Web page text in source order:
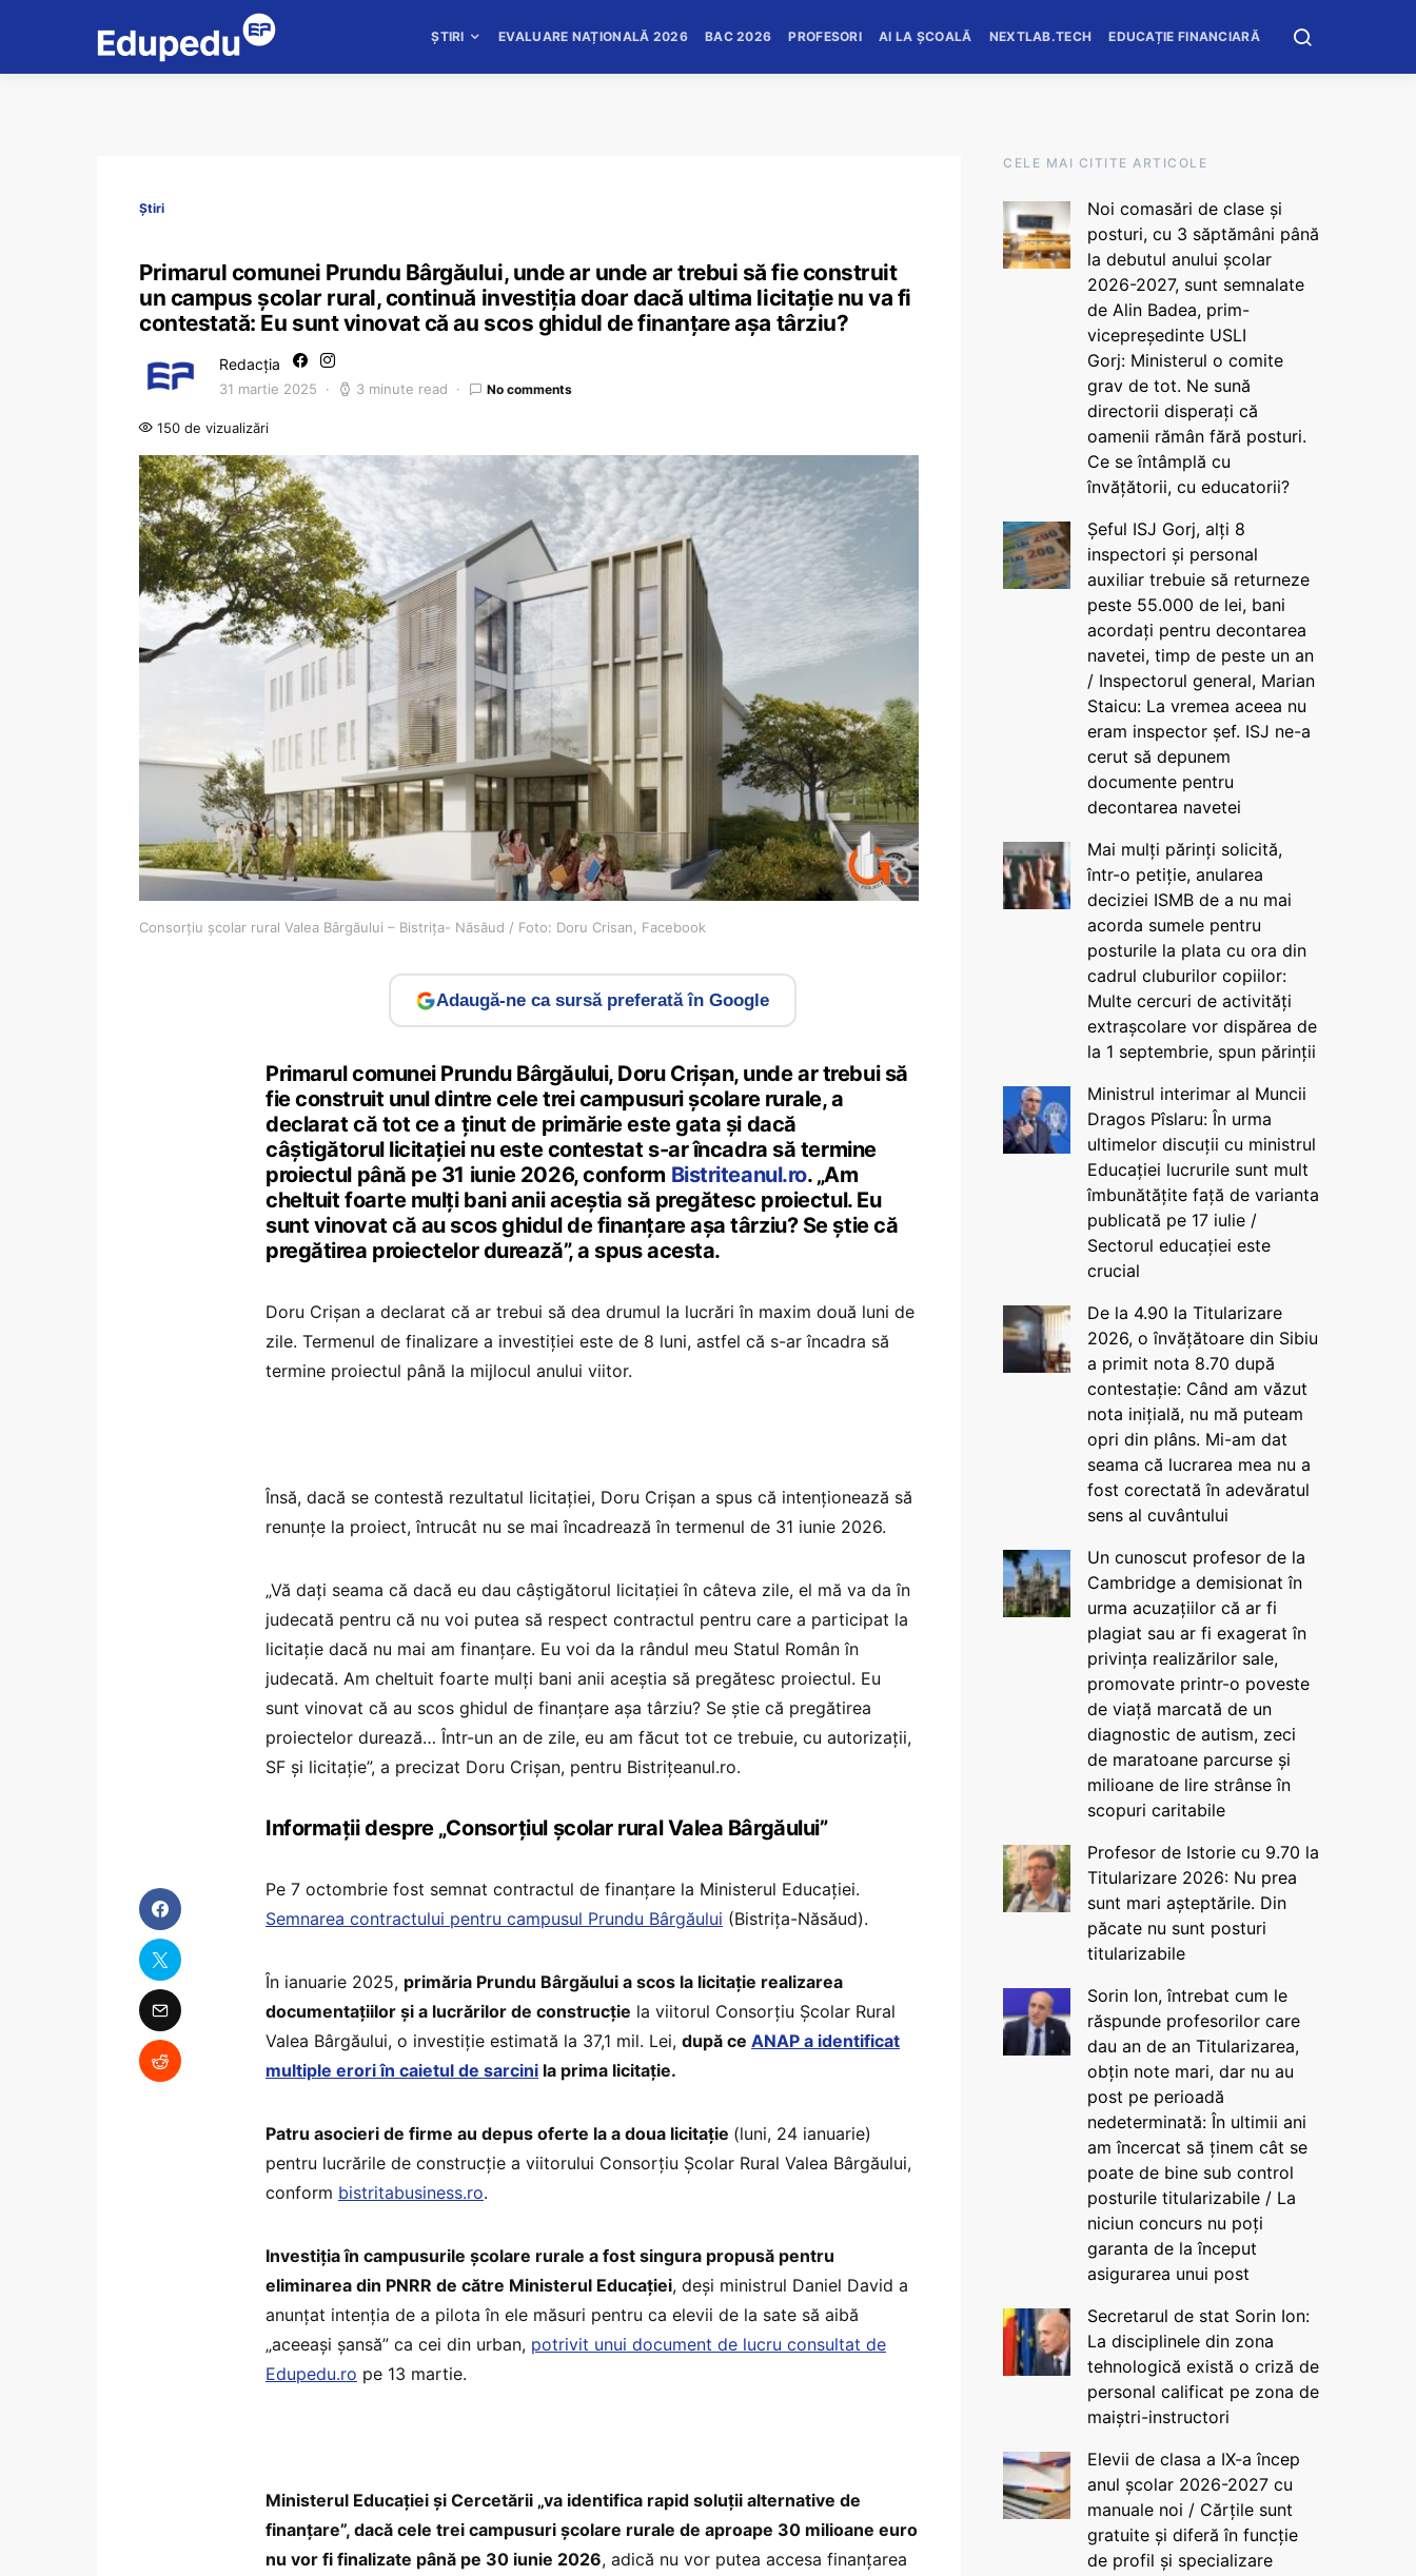
ȘTIRI EVALUARE NAȚIONALĂ 2026 BAC 2026 PROFESORI AI LA ȘCOALĂ NEXTLAB.TECH EDUCAȚIE FINANCIARĂ
Știri
Primarul comunei Prundu Bârgăului, unde ar unde ar trebui să fie construit
un campus școlar rural, continuă investiția doar dacă ultima licitație nu va fi
contestată: Eu sunt vinovat că au scos ghidul de finanțare așa târziu?
Redacția
31 martie 2025 3 minute read No comments
150 de vizualizări
Consorțiu școlar rural Valea Bârgăului – Bistrița- Năsăud / Foto: Doru Crisan, Facebook
Adaugă-ne ca sursă preferată în Google
Primarul comunei Prundu Bârgăului, Doru Crișan, unde ar trebui să
fie construit unul dintre cele trei campusuri școlare rurale, a
declarat că tot ce a ținut de primărie este gata și dacă
câștigătorul licitației nu este contestat s-ar încadra să termine
proiectul până pe 31 iunie 2026, conform Bistriteanul.ro. „Am
cheltuit foarte mulți bani anii aceștia să pregătesc proiectul. Eu
sunt vinovat că au scos ghidul de finanțare așa târziu? Se știe că
pregătirea proiectelor durează”, a spus acesta.
Doru Crișan a declarat că ar trebui să dea drumul la lucrări în maxim două luni de
zile. Termenul de finalizare a investiției este de 8 luni, astfel că s-ar încadra să
termine proiectul până la mijlocul anului viitor.
Însă, dacă se contestă rezultatul licitației, Doru Crișan a spus că intenționează să
renunțe la proiect, întrucât nu se mai încadrează în termenul de 31 iunie 2026.
„Vă dați seama că dacă eu dau câștigătorul licitației în câteva zile, el mă va da în
judecată pentru că nu voi putea să respect contractul pentru care a participat la
licitație dacă nu mai am finanțare. Eu voi da la rândul meu Statul Român în
judecată. Am cheltuit foarte mulți bani anii aceștia să pregătesc proiectul. Eu
sunt vinovat că au scos ghidul de finanțare așa târziu? Se știe că pregătirea
proiectelor durează… Într-un an de zile, eu am făcut tot ce trebuie, cu autorizații,
SF și licitație”, a precizat Doru Crișan, pentru Bistrițeanul.ro.
Informații despre „Consorțiul școlar rural Valea Bârgăului”
Pe 7 octombrie fost semnat contractul de finanțare la Ministerul Educației.
Semnarea contractului pentru campusul Prundu Bârgăului (Bistrița-Năsăud).
În ianuarie 2025, primăria Prundu Bârgăului a scos la licitație realizarea
documentațiilor și a lucrărilor de construcție la viitorul Consorțiu Școlar Rural
Valea Bârgăului, o investiție estimată la 37,1 mil. Lei, după ce ANAP a identificat
multiple erori în caietul de sarcini la prima licitație.
Patru asocieri de firme au depus oferte la a doua licitație (luni, 24 ianuarie)
pentru lucrările de construcție a viitorului Consorțiu Școlar Rural Valea Bârgăului,
conform bistritabusiness.ro.
Investiția în campusurile școlare rurale a fost singura propusă pentru
eliminarea din PNRR de către Ministerul Educației, deși ministrul Daniel David a
anunțat intenția de a pilota în ele măsuri pentru ca elevii de la sate să aibă
„aceeași șansă” ca cei din urban, potrivit unui document de lucru consultat de
Edupedu.ro pe 13 martie.
Ministerul Educației și Cercetării „va identifica rapid soluții alternative de
finanțare”, dacă cele trei campusuri școlare rurale de aproape 30 milioane euro
nu vor fi finalizate până pe 30 iunie 2026, adică nu vor putea accesa finanțarea
CELE MAI CITITE ARTICOLE
Noi comasări de clase și
posturi, cu 3 săptămâni până
la debutul anului școlar
2026-2027, sunt semnalate
de Alin Badea, prim-
vicepreședinte USLI
Gorj: Ministerul o comite
grav de tot. Ne sună
directorii disperați că
oamenii rămân fără posturi.
Ce se întâmplă cu
învățătorii, cu educatorii?
Șeful ISJ Gorj, alți 8
inspectori și personal
auxiliar trebuie să returneze
peste 55.000 de lei, bani
acordați pentru decontarea
navetei, timp de peste un an
/ Inspectorul general, Marian
Staicu: La vremea aceea nu
eram inspector șef. ISJ ne-a
cerut să depunem
documente pentru
decontarea navetei
Mai mulți părinți solicită,
într-o petiție, anularea
deciziei ISMB de a nu mai
acorda sumele pentru
posturile la plata cu ora din
cadrul cluburilor copiilor:
Multe cercuri de activități
extrașcolare vor dispărea de
la 1 septembrie, spun părinții
Ministrul interimar al Muncii
Dragos Pîslaru: În urma
ultimelor discuții cu ministrul
Educației lucrurile sunt mult
îmbunătățite față de varianta
publicată pe 17 iulie /
Sectorul educației este
crucial
De la 4.90 la Titularizare
2026, o învățătoare din Sibiu
a primit nota 8.70 după
contestație: Când am văzut
nota inițială, nu mă puteam
opri din plâns. Mi-am dat
seama că lucrarea mea nu a
fost corectată în adevăratul
sens al cuvântului
Un cunoscut profesor de la
Cambridge a demisionat în
urma acuzațiilor că ar fi
plagiat sau ar fi exagerat în
privința realizărilor sale,
promovate printr-o poveste
de viață marcată de un
diagnostic de autism, zeci
de maratoane parcurse și
milioane de lire strânse în
scopuri caritabile
Profesor de Istorie cu 9.70 la
Titularizare 2026: Nu prea
sunt mari așteptările. Din
păcate nu sunt posturi
titularizabile
Sorin Ion, întrebat cum le
răspunde profesorilor care
dau an de an Titularizarea,
obțin note mari, dar nu au
post pe perioadă
nedeterminată: În ultimii ani
am încercat să ținem cât se
poate de bine sub control
posturile titularizabile / La
niciun concurs nu poți
garanta de la început
asigurarea unui post
Secretarul de stat Sorin Ion:
La disciplinele din zona
tehnologică există o criză de
personal calificat pe zona de
maiștri-instructori
Elevii de clasa a IX-a încep
anul școlar 2026-2027 cu
manuale noi / Cărțile sunt
gratuite și diferă în funcție
de profil și specializare